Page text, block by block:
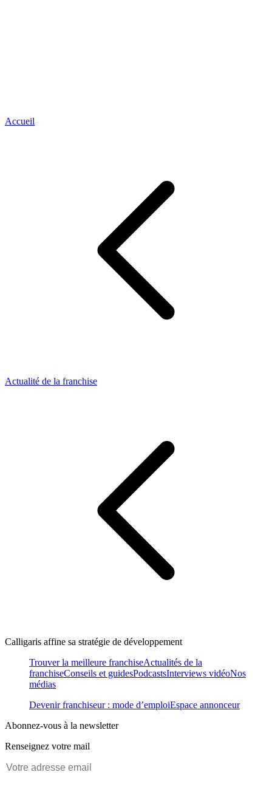
Accueil
Actualité de la franchise
Calligaris affine sa stratégie de développement
Trouver la meilleure franchiseActualités de la
franchiseConseils et guidesPodcastsInterviews vidéoNos
médias
Devenir franchiseur : mode d’emploiEspace annonceur
Abonnez-vous à la newsletter
Renseignez votre mail